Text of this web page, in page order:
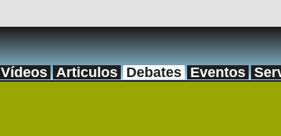
Vídeos Articulos Debates Eventos